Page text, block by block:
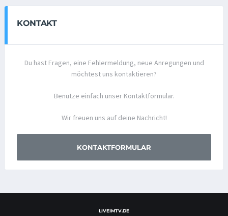
KONTAKT
Du hast Fragen, eine Fehlermeldung, neue Anregungen und
möchtest uns kontaktieren?
Benutze einfach unser Kontaktformular.
Wir freuen uns auf deine Nachricht!
KONTAKTFORMULAR
LIVEIMTV.DE